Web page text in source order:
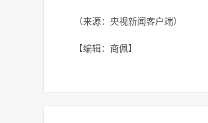
（来源：央视新闻客户端）
【编辑：商佩】